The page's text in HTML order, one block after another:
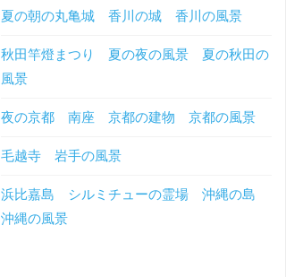
夏の朝の丸亀城 香川の城 香川の風景
秋田竿燈まつり 夏の夜の風景 夏の秋田の
風景
夜の京都 南座 京都の建物 京都の風景
毛越寺 岩手の風景
浜比嘉島 シルミチューの霊場 沖縄の島
沖縄の風景